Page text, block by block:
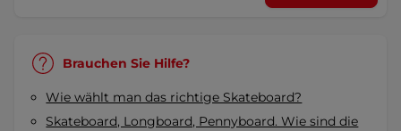
Brauchen Sie Hilfe?
Wie wählt man das richtige Skateboard?
Skateboard, Longboard, Pennyboard. Wie sind die